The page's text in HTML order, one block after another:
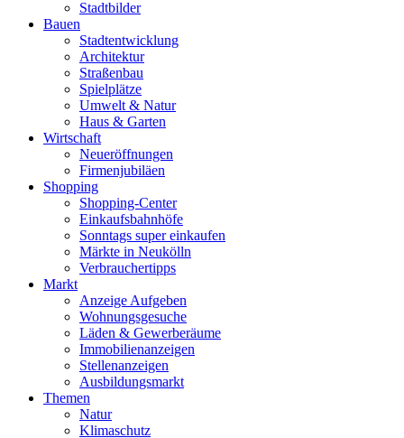
Stadtbilder
Bauen
Stadtentwicklung
Architektur
Straßenbau
Spielplätze
Umwelt & Natur
Haus & Garten
Wirtschaft
Neueröffnungen
Firmenjubiläen
Shopping
Shopping-Center
Einkaufsbahnhöfe
Sonntags super einkaufen
Märkte in Neukölln
Verbrauchertipps
Markt
Anzeige Aufgeben
Wohnungsgesuche
Läden & Gewerberäume
Immobilienanzeigen
Stellenanzeigen
Ausbildungsmarkt
Themen
Natur
Klimaschutz